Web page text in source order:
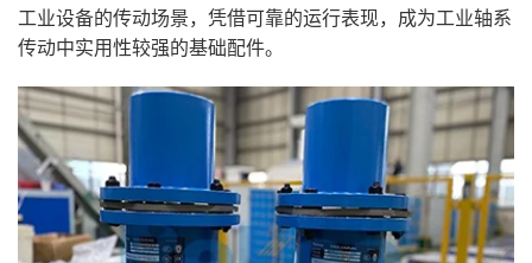
工业设备的传动场景，凭借可靠的运行表现，成为工业轴系
传动中实用性较强的基础配件。